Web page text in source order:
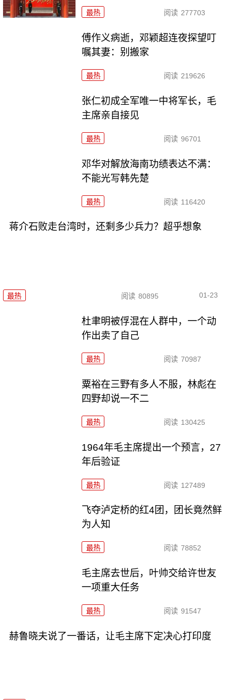
最热 阅读 277703
傅作义病逝，邓颖超连夜探望叮
嘱其妻：别搬家
最热 阅读 219626
张仁初成全军唯一中将军长，毛
主席亲自接见
最热 阅读 96701
邓华对解放海南功绩表达不满：
不能光写韩先楚
最热 阅读 116420
蒋介石败走台湾时，还剩多少兵力？超乎想象
最热 阅读 80895 01-23
杜聿明被俘混在人群中，一个动
作出卖了自己
最热 阅读 70987
粟裕在三野有多人不服，林彪在
四野却说一不二
最热 阅读 130425
1964年毛主席提出一个预言，27
年后验证
最热 阅读 127489
飞夺泸定桥的红4团，团长竟然鲜
为人知
最热 阅读 78852
毛主席去世后，叶帅交给许世友
一项重大任务
最热 阅读 91547
赫鲁晓夫说了一番话，让毛主席下定决心打印度